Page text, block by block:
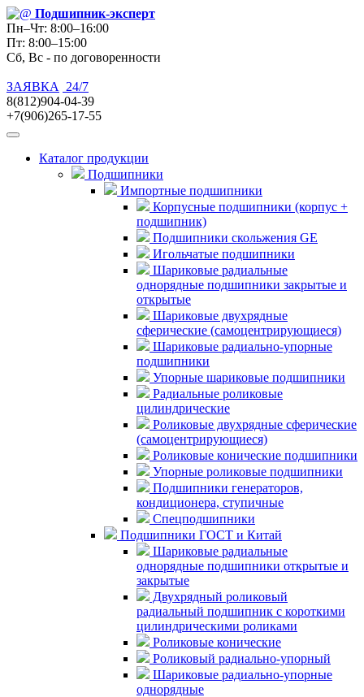
Подшипник-эксперт
Пн–Чт: 8:00–16:00
Пт: 8:00–15:00
Сб, Вс - по договоренности
ЗАЯВКА
24/7
8(812)904-04-39
+7(906)265-17-55
Каталог продукции
Подшипники
Импортные подшипники
Корпусные подшипники (корпус +
подшипник)
Подшипники скольжения GE
Игольчатые подшипники
Шариковые радиальные
однорядные подшипники закрытые и
открытые
Шариковые двухрядные
сферические (самоцентрирующиеся)
Шариковые радиально-упорные
подшипники
Упорные шариковые подшипники
Радиальные роликовые
цилиндрические
Роликовые двухрядные сферические
(самоцентрирующиеся)
Роликовые конические подшипники
Упорные роликовые подшипники
Подшипники генераторов,
кондиционера, ступичные
Спецподшипники
Подшипники ГОСТ и Китай
Шариковые радиальные
однорядные подшипники открытые и
закрытые
Двухрядный роликовый
радиальный подшипник с короткими
цилиндрическими роликами
Роликовые конические
Роликовый радиально-упорный
Шариковые радиально-упорные
однорядные